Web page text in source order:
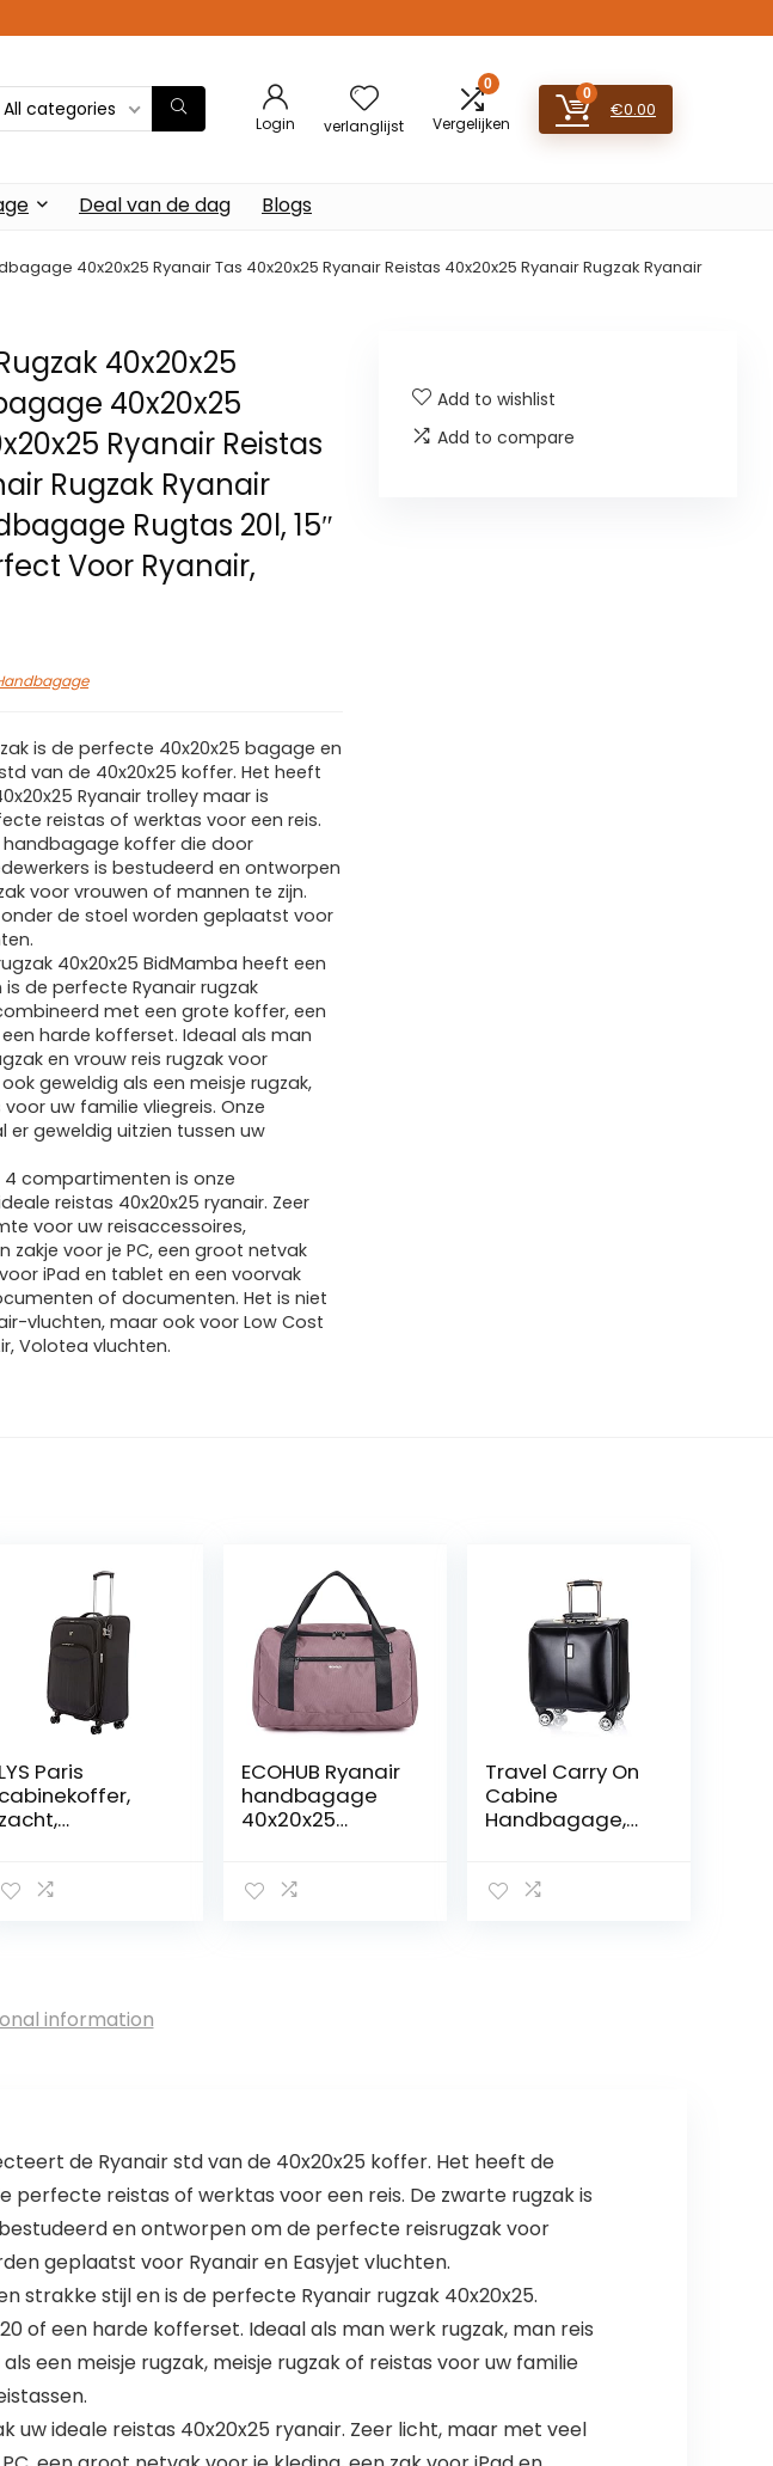
All categories
Login verlanglijst
0
Vergelijken
0
€0.00
Deal van de dag Blogs
40x20x25 Ryanair Tas 40x20x25 Ryanair Reistas 40x20x25 Ryanair Rugzak Ryanair
40x20x25
40x20x25
Ryanair Reistas
Rugzak Ryanair
Rugtas 20l, 15″
Voor Ryanair,
is de perfecte 40x20x25 bagage en
van de 40x20x25 koffer. Het heeft
Ryanair trolley maar is
reistas of werktas voor een reis.
handbagage koffer die door
is bestudeerd en ontworpen
voor vrouwen of mannen te zijn.
onder de stoel worden geplaatst voor
rugzak 40x20x25 BidMamba heeft een
is de perfecte Ryanair rugzak
met een grote koffer, een
harde kofferset. Ideaal als man
en vrouw reis rugzak voor
geweldig als een meisje rugzak,
uw familie vliegreis. Onze
geweldig uitzien tussen uw
4 compartimenten is onze
reistas 40x20x25 ryanair. Zeer
voor uw reisaccessoires,
zakje voor je PC, een groot netvak
iPad en tablet en een voorvak
of documenten. Het is niet
vluchten, maar ook voor Low Cost
Volotea vluchten.
Add to wishlist
Add to compare
LYS Paris
cabinekoffer,
zacht,
Cabine Souple
ECOHUB Ryanair
handbagage
40x20x25
Reizen
Travel Carry On
Cabine
Handbagage,
“40x25x41 cm
information
de Ryanair std van de 40x20x25 koffer. Het heeft de
perfecte reistas of werktas voor een reis. De zwarte rugzak is
en ontworpen om de perfecte reisrugzak voor
geplaatst voor Ryanair en Easyjet vluchten.
strakke stijl en is de perfecte Ryanair rugzak 40x20x25.
of een harde kofferset. Ideaal als man werk rugzak, man reis
een meisje rugzak, meisje rugzak of reistas voor uw familie
uw ideale reistas 40x20x25 ryanair. Zeer licht, maar met veel